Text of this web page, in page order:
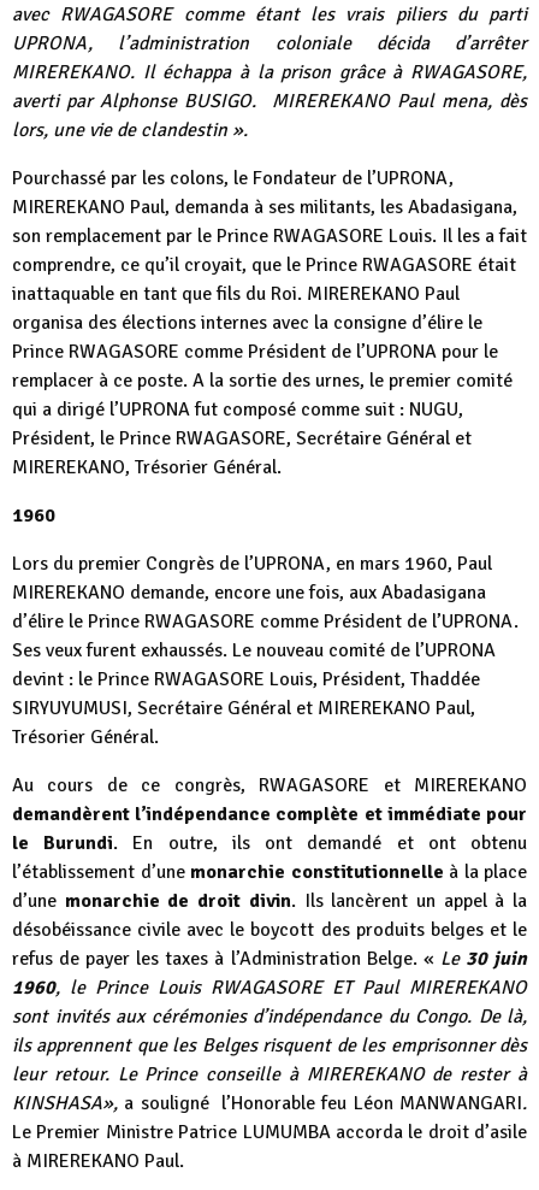
avec RWAGASORE comme étant les vrais piliers du parti
UPRONA, l’administration coloniale décida d’arrêter
MIREREKANO. Il échappa à la prison grâce à RWAGASORE,
averti par Alphonse BUSIGO.
MIREREKANO Paul mena, dès
lors, une vie de clandestin ».
Pourchassé par les colons, le Fondateur de l’UPRONA,
MIREREKANO Paul, demanda à ses militants, les Abadasigana,
son remplacement par le Prince RWAGASORE Louis. Il les a fait
comprendre, ce qu’il croyait, que le Prince RWAGASORE était
inattaquable en tant que fils du Roi. MIREREKANO Paul
organisa des élections internes avec la consigne d’élire le
Prince RWAGASORE comme Président de l’UPRONA pour le
remplacer à ce poste. A la sortie des urnes, le premier comité
qui a dirigé l’UPRONA fut composé comme suit : NUGU,
Président, le Prince RWAGASORE, Secrétaire Général et
MIREREKANO, Trésorier Général.
1960
Lors du premier Congrès de l’UPRONA, en mars 1960, Paul
MIREREKANO demande, encore une fois, aux Abadasigana
d’élire le Prince RWAGASORE comme Président de l’UPRONA.
Ses veux furent exhaussés. Le nouveau comité de l’UPRONA
devint : le Prince RWAGASORE Louis, Président, Thaddée
SIRYUYUMUSI, Secrétaire Général et MIREREKANO Paul,
Trésorier Général.
Au cours de ce congrès, RWAGASORE et MIREREKANO
demandèrent l’indépendance complète et immédiate pour
le Burundi. En outre, ils ont demandé et ont obtenu
l’établissement d’une monarchie constitutionnelle à la place
d’une monarchie de droit divin. Ils lancèrent un appel à la
désobéissance civile avec le boycott des produits belges et le
refus de payer les taxes à l’Administration Belge. « Le 30 juin
1960, le Prince Louis RWAGASORE ET Paul MIREREKANO
sont invités aux cérémonies d’indépendance du Congo. De là,
ils apprennent que les Belges risquent de les emprisonner dès
leur retour. Le Prince conseille à MIREREKANO de rester à
KINSHASA», a souligné l’Honorable feu Léon MANWANGARI.
Le Premier Ministre Patrice LUMUMBA accorda le droit d’asile
à MIREREKANO Paul.